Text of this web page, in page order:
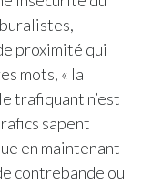
Africa
proximité qui
mots, « la
trafiquant n’est
sapent
en maintenant
contrebande ou